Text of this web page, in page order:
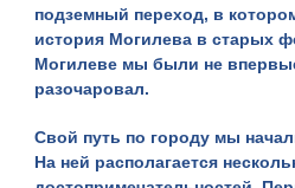
подземный переход, в
история Могилева в старых
Могилеве мы были не
разочаровал.
Свой путь по городу мы
На ней располагается